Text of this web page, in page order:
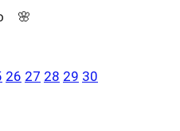
🌸
26 27 28 29 30